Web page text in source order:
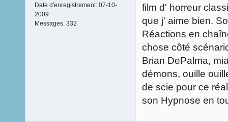
Date d'enregistrement: 07-10-
2009
Messages: 332
film d' horreur
que j' aime bien.
Réactions en
chose côté
Brian DePalma,
démons, ouille
de scie pour ce
son Hypnose en